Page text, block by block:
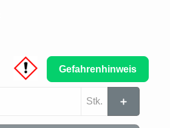
Gefahrenhinweis
Stk.